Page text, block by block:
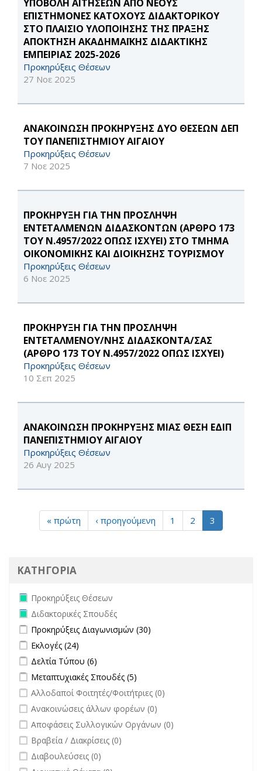
ΥΠΟΒΟΛΗ ΑΙΤΗΣΕΩΝ ΑΠΟ ΝΕΟΥΣ
ΕΠΙΣΤΗΜΟΝΕΣ ΚΑΤΟΧΟΥΣ ΔΙΔΑΚΤΟΡΙΚΟΥ
ΣΤΟ ΠΛΑΙΣΙΟ ΥΛΟΠΟΙΗΣΗΣ ΤΗΣ ΠΡΑΞΗΣ
ΑΠΟΚΤΗΣΗ ΑΚΑΔΗΜΑΪΚΗΣ ΔΙΔΑΚΤΙΚΗΣ
ΕΜΠΕΙΡΙΑΣ 2025-2026
Προκηρύξεις Θέσεων
27 Νοε 2025
ΑΝΑΚΟΙΝΩΣΗ ΠΡΟΚΗΡΥΞΗΣ ΔΥΟ ΘΕΣΕΩΝ ΔΕΠ
ΤΟΥ ΠΑΝΕΠΙΣΤΗΜΙΟΥ ΑΙΓΑΙΟΥ
Προκηρύξεις Θέσεων
7 Νοε 2025
ΠΡΟΚΗΡΥΞΗ ΓΙΑ ΤΗΝ ΠΡΟΣΛΗΨΗ
ΕΝΤΕΤΑΛΜΕΝΩΝ ΔΙΔΑΣΚΟΝΤΩΝ (ΑΡΘΡΟ 173
ΤΟΥ Ν.4957/2022 ΟΠΩΣ ΙΣΧΥΕΙ) ΣΤΟ ΤΜΗΜΑ
ΟΙΚΟΝΟΜΙΚΗΣ ΚΑΙ ΔΙΟΙΚΗΣΗΣ ΤΟΥΡΙΣΜΟΥ
Προκηρύξεις Θέσεων
6 Νοε 2025
ΠΡΟΚΗΡΥΞΗ ΓΙΑ ΤΗΝ ΠΡΟΣΛΗΨΗ
ΕΝΤΕΤΑΛΜΕΝΟΥ/ΝΗΣ ΔΙΔΑΣΚΟΝΤΑ/ΣΑΣ
(ΑΡΘΡΟ 173 ΤΟΥ Ν.4957/2022 ΟΠΩΣ ΙΣΧΥΕΙ)
Προκηρύξεις Θέσεων
10 Σεπ 2025
ΑΝΑΚΟΙΝΩΣΗ ΠΡΟΚΗΡΥΞΗΣ ΜΙΑΣ ΘΕΣΗ ΕΔΙΠ
ΠΑΝΕΠΙΣΤΗΜΙΟΥ ΑΙΓΑΙΟΥ
Προκηρύξεις Θέσεων
26 Αυγ 2025
« πρώτη ‹ προηγούμενη 1 2 3
ΚΑΤΗΓΟΡΙΑ
Remove Προκηρύξεις Θέσεων filter
Προκηρύξεις Θέσεων
Remove Διδακτορικές Σπουδές filter
Διδακτορικές Σπουδές
Apply Προκηρύξεις Διαγωνισμών filter
Προκηρύξεις Διαγωνισμών (30)
Apply Εκλογές filter
Εκλογές (24)
Apply Δελτία Τύπου filter
Δελτία Τύπου (6)
Apply Μεταπτυχιακές Σπουδές filter
Μεταπτυχιακές Σπουδές (5)
undefined
Αλλοδαποί Φοιτητές/Φοιτήτριες (0)
undefined
Ανακοινώσεις άλλων φορέων (0)
undefined
Αποφάσεις Συλλογικών Οργάνων (0)
undefined
Βραβεία / Διακρίσεις (0)
undefined
Διαβουλεύσεις (0)